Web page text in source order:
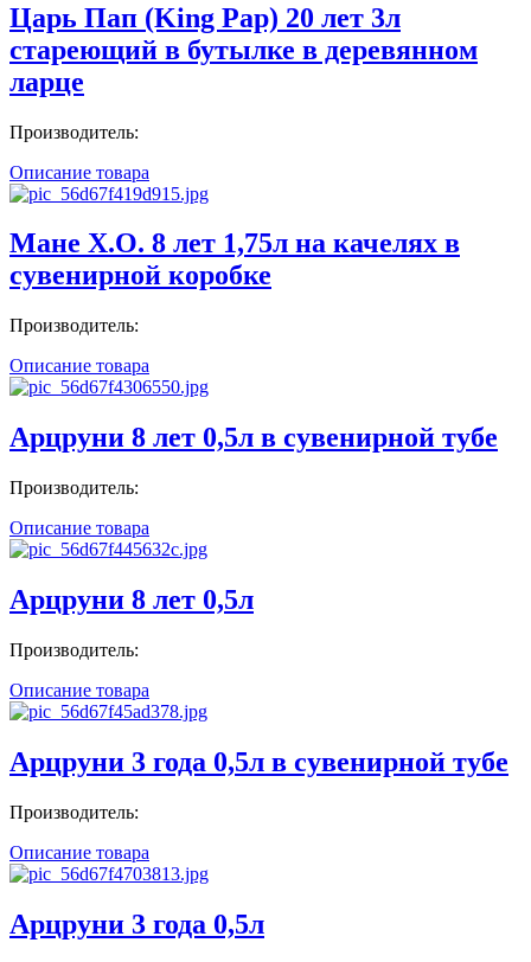
Царь Пап (King Pap) 20 лет 3л
стареющий в бутылке в деревянном
ларце
Производитель:
Описание товара
Мане X.O. 8 лет 1,75л на качелях в
сувенирной коробке
Производитель:
Описание товара
Арцруни 8 лет 0,5л в сувенирной тубе
Производитель:
Описание товара
Арцруни 8 лет 0,5л
Производитель:
Описание товара
Арцруни 3 года 0,5л в сувенирной тубе
Производитель:
Описание товара
Арцруни 3 года 0,5л